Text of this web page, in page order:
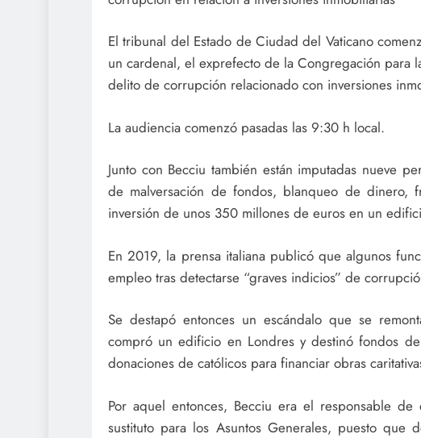
El tribunal del Estado de Ciudad del Vaticano
un cardenal, el exprefecto de la Congregación para
delito de corrupción relacionado con inversiones
La audiencia comenzó pasadas las 9:30 h local.
Junto con Becciu también están imputadas nueve
de malversación de fondos, blanqueo de
inversión de unos 350 millones de euros en un
En 2019, la prensa italiana publicó que algunos
empleo tras detectarse “graves indicios” de
Se destapó entonces un escándalo que se
compró un edificio en Londres y destinó fondos
donaciones de católicos para financiar obras
Por aquel entonces, Becciu era el responsable
sustituto para los Asuntos Generales, puesto